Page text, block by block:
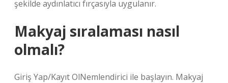
şekilde aydınlatıcı fırçasıyla uygulanır.
Makyaj sıralaması nasıl
olmalı?
Giriş Yap/Kayıt OlNemlendirici ile başlayın. Makyaj